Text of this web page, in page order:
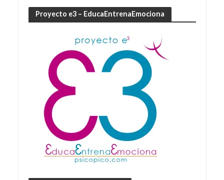
Proyecto e3 – EducaEntrenaEmociona